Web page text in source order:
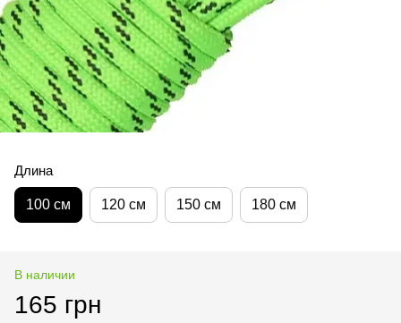
Длина
100 см 120 см 150 см 180 см
В наличии
165 грн